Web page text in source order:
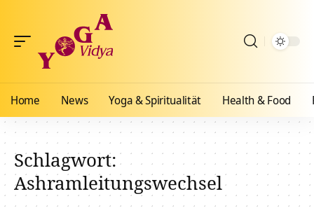
Home News Yoga & Spiritualität Health & Food
Schlagwort:
Ashramleitungswechsel